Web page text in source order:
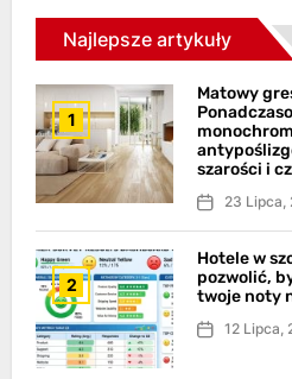
Najlepsze artykuły
1
Matowy
szarości i
23 Lipca,
2
Hotele w
pozwolić,
twoje noty
12 Lipca,